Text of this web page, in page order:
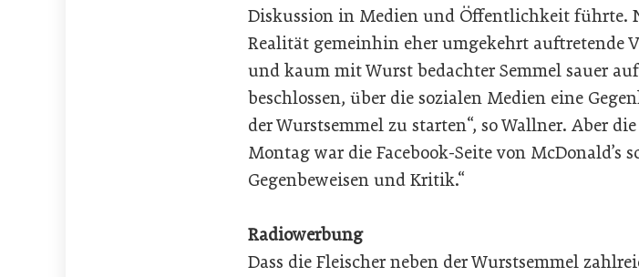
Diskussion in Medien und Öffentlichkeit führte.
Realität gemeinhin eher umgekehrt auftretende
und kaum mit Wurst bedachter Semmel sauer
beschlossen, über die sozialen Medien eine
der Wurstsemmel zu starten“, so Wallner. Aber
Montag war die Facebook-Seite von
Gegenbeweisen und Kritik.“
Radiowerbung
Dass die Fleischer neben der Wurstsemmel